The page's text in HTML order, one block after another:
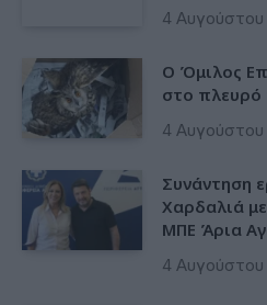
4 Αυγούστου
O Όμιλος
στο πλευρό
4 Αυγούστου
Συνάντηση
Χαρδαλιά
ΜΠΕ Άρια
4 Αυγούστου